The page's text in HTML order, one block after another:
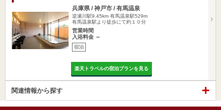
兵庫県 / 神戸市 / 有馬温泉
逆瀬川駅9.45km 有馬温泉駅529m
有馬温泉駅より徒歩にて約１０分
営業時間
入浴料金 ～
宿泊
楽天トラベルの宿泊プランを見る
関連情報から探す